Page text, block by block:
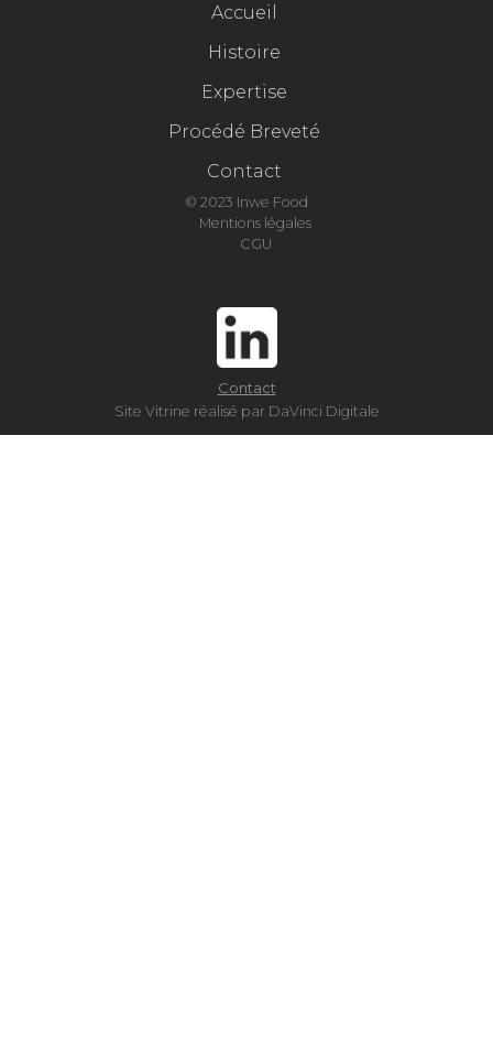
Accueil
Histoire
Expertise
Procédé Breveté
Contact
© 2023 Inwe Food
Mentions légales
CGU
Site Vitrine réalisé par DaVinci Digitale
Contact